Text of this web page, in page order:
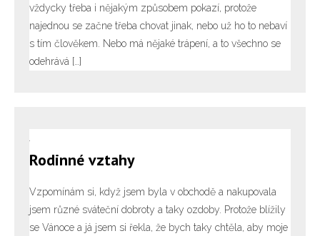
vždycky třeba i nějakým způsobem pokazí, protože
najednou se začne třeba chovat jinak, nebo už ho to nebaví
s tím člověkem. Nebo má nějaké trápení, a to všechno se
odehrává […]
Rodinné vztahy
Vzpomínám si, když jsem byla v obchodě a nakupovala
jsem různé sváteční dobroty a taky ozdoby. Protože blížily
se Vánoce a já jsem si řekla, že bych taky chtěla, aby moje